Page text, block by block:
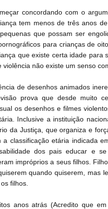
concordando com o
tem menos de três anos
que possam ser
para crianças de
que existe certa idade para
violência não existe um senso
de desenhos animados
prova que desde muito
os desenhos e filmes
Inclusive a instituição
da Justiça, que organiza e
a classificação etária indicada
dos pais educar e
impróprios a seus filhos.
quando quiserem, mas
filhos.
anos atrás (Acredito que